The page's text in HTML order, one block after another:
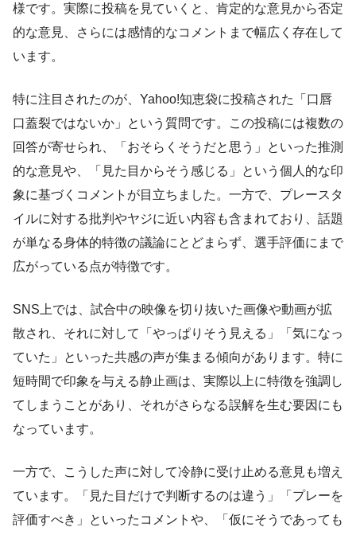
様です。実際に投稿を見ていくと、肯定的な意見から否定
的な意見、さらには感情的なコメントまで幅広く存在して
います。
特に注目されたのが、Yahoo!知恵袋に投稿された「口唇
口蓋裂ではないか」という質問です。この投稿には複数の
回答が寄せられ、「おそらくそうだと思う」といった推測
的な意見や、「見た目からそう感じる」という個人的な印
象に基づくコメントが目立ちました。一方で、プレースタ
イルに対する批判やヤジに近い内容も含まれており、話題
が単なる身体的特徴の議論にとどまらず、選手評価にまで
広がっている点が特徴です。
SNS上では、試合中の映像を切り抜いた画像や動画が拡
散され、それに対して「やっぱりそう見える」「気になっ
ていた」といった共感の声が集まる傾向があります。特に
短時間で印象を与える静止画は、実際以上に特徴を強調し
てしまうことがあり、それがさらなる誤解を生む要因にも
なっています。
一方で、こうした声に対して冷静に受け止める意見も増え
ています。「見た目だけで判断するのは違う」「プレーを
評価すべき」といったコメントや、「仮にそうであっても